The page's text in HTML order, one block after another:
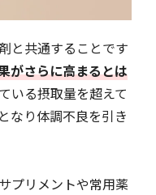
と共通することです
がさらに高まるとは
いる摂取量を超えて
なり体調不良を引き
プリメントや常用薬